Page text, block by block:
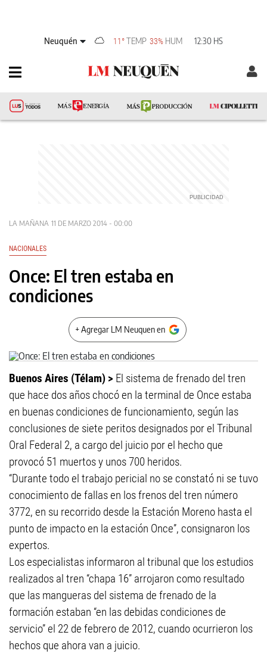
Neuquén 11°TEMP 33% HUM 12:30 HS
LA MAÑANA 11 DE MARZO 2014 - 00:00
NACIONALES
Once: El tren estaba en
condiciones
+ Agregar LM Neuquen en
Buenos Aires (Télam) > El sistema de frenado del tren
que hace dos años chocó en la terminal de Once estaba
en buenas condiciones de funcionamiento, según las
conclusiones de siete peritos designados por el Tribunal
Oral Federal 2, a cargo del juicio por el hecho que
provocó 51 muertos y unos 700 heridos.
“Durante todo el trabajo pericial no se constató ni se tuvo
conocimiento de fallas en los frenos del tren número
3772, en su recorrido desde la Estación Moreno hasta el
punto de impacto en la estación Once”, consignaron los
expertos.
Los especialistas informaron al tribunal que los estudios
realizados al tren “chapa 16” arrojaron como resultado
que las mangueras del sistema de frenado de la
formación estaban “en las debidas condiciones de
servicio” el 22 de febrero de 2012, cuando ocurrieron los
hechos que ahora van a juicio.